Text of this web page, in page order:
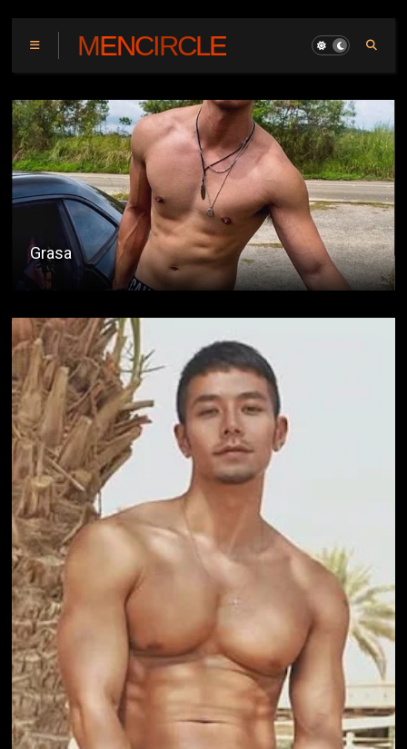
MENCIRCLE
Kwentong Coffee Shop : The Audition